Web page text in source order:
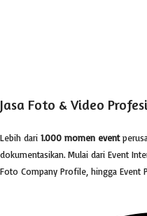
Jasa Foto & Video
Lebih dari 1.000 momen event
dokumentasikan. Mulai dari Event
Foto Company Profile, hingga Event